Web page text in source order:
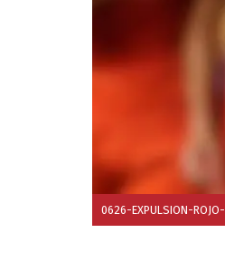
0626-EXPULSION-